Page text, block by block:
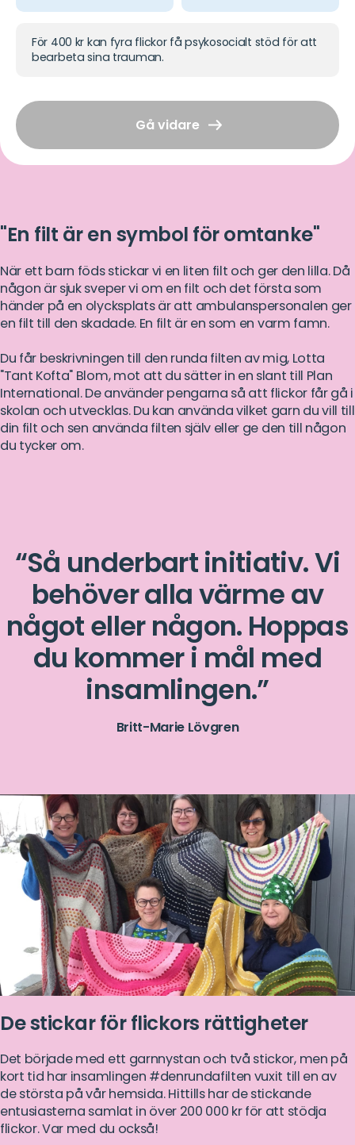
För 400 kr kan fyra flickor få psykosocialt stöd för att
bearbeta sina trauman.
Gå vidare
"En filt är en symbol för omtanke"
När ett barn föds stickar vi en liten filt och ger den lilla. Då
någon är sjuk sveper vi om en filt och det första som
händer på en olycksplats är att ambulanspersonalen ger
en filt till den skadade. En filt är en som en varm famn.
Du får beskrivningen till den runda filten av mig, Lotta
"Tant Kofta" Blom, mot att du sätter in en slant till Plan
International. De använder pengarna så att flickor får gå i
skolan och utvecklas. Du kan använda vilket garn du vill till
din filt och sen använda filten själv eller ge den till någon
du tycker om.
Så underbart initiativ. Vi
behöver alla värme av
något eller någon. Hoppas
du kommer i mål med
insamlingen.
Britt-Marie Lövgren
De stickar för flickors rättigheter
Det började med ett garnnystan och två stickor, men på
kort tid har insamlingen #denrundafilten vuxit till en av
de största på vår hemsida. Hittills har de stickande
entusiasterna samlat in över 200 000 kr för att stödja
flickor. Var med du också!